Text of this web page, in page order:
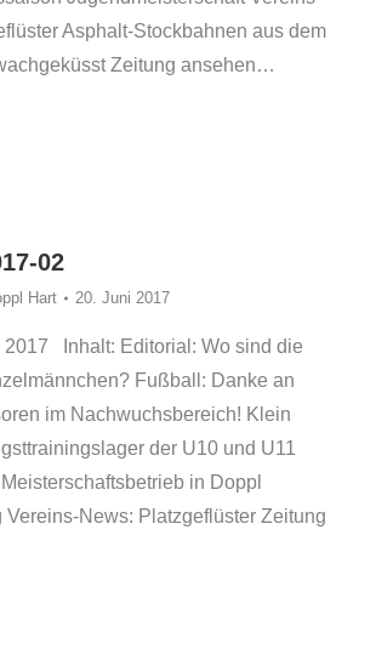
Asphalt-Stockbahnen aus dem
Zeitung ansehen…
02
Hart 20. Juni 2017
2017 Inhalt: Editorial: Wo sind die
Fußball: Danke an
im Nachwuchsbereich! Klein
der U10 und U11
in Doppl
Vereins-News: Platzgeflüster Zeitung